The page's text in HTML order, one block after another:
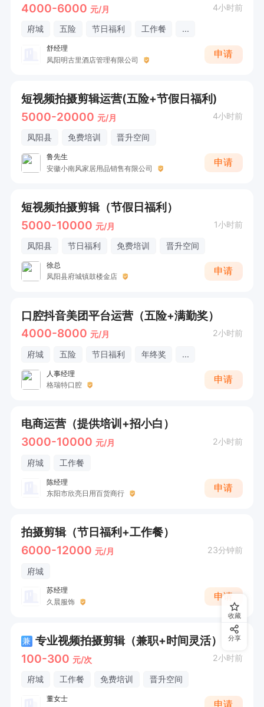
4000-6000 元/月 4小时前
府城 五险 节日福利 工作餐 ...
舒经理
凤阳明古里酒店管理有限公司
申请
短视频拍摄剪辑运营(五险+节假日福利)
5000-20000 元/月 4小时前
凤阳县 免费培训 晋升空间
鲁先生
安徽小南风家居用品销售有限公司
申请
短视频拍摄剪辑（节假日福利）
5000-10000 元/月 1小时前
凤阳县 节日福利 免费培训 晋升空间
徐总
凤阳县府城镇鼓楼金店
申请
口腔抖音美团平台运营（五险+满勤奖）
4000-8000 元/月 2小时前
府城 五险 节日福利 年终奖 ...
人事经理
格瑞特口腔
申请
电商运营（提供培训+招小白）
3000-10000 元/月 2小时前
府城 工作餐
陈经理
东阳市欣亮日用百货商行
申请
拍摄剪辑（节日福利+工作餐）
6000-12000 元/月 23分钟前
府城
苏经理
久晨服饰
申请
兼 专业视频拍摄剪辑（兼职+时间灵活）
100-300 元/次 2小时前
府城 工作餐 免费培训 晋升空间
董女士
申请
收藏
分享